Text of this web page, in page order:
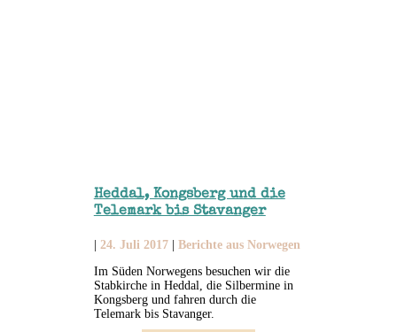
Heddal, Kongsberg und die
Telemark bis Stavanger
| 24. Juli 2017 | Berichte aus Norwegen
Im Süden Norwegens besuchen wir die
Stabkirche in Heddal, die Silbermine in
Kongsberg und fahren durch die
Telemark bis Stavanger.